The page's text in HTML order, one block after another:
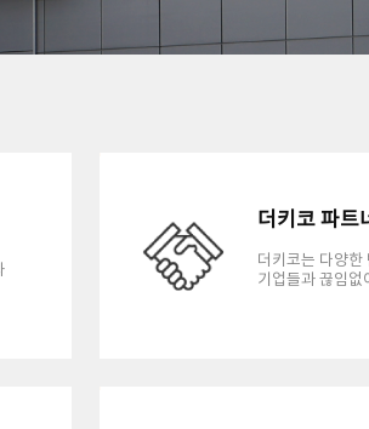
더키코 파트
더키코는 다양한
기업들과 끊임없